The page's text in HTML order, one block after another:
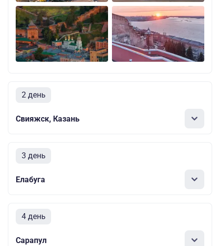
2 день
Свияжск, Казань
3 день
Елабуга
4 день
Сарапул